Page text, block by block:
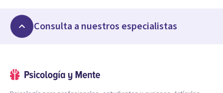
Consulta a nuestros especialistas